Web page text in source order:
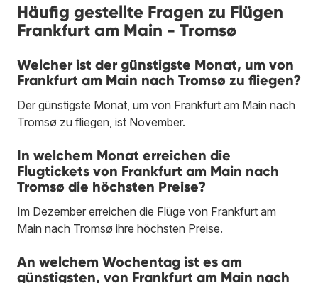
Häufig gestellte Fragen zu Flügen
Frankfurt am Main - Tromsø
Welcher ist der günstigste Monat, um von
Frankfurt am Main nach Tromsø zu fliegen?
Der günstigste Monat, um von Frankfurt am Main nach
Tromsø zu fliegen, ist November.
In welchem Monat erreichen die
Flugtickets von Frankfurt am Main nach
Tromsø die höchsten Preise?
Im Dezember erreichen die Flüge von Frankfurt am
Main nach Tromsø ihre höchsten Preise.
An welchem Wochentag ist es am
günstigsten, von Frankfurt am Main nach